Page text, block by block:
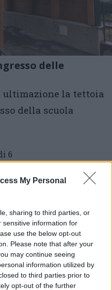
My Personal
sharing to third parties, or
sensitive information for
use the below opt-out
Please note that after your
may continue seeing
information utilized by
to third parties prior to
opt-out of the further
delle
ultimazione la tettoia
della scuola
6
cuveglio
le materne